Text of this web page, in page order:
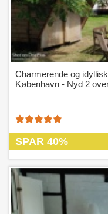
Charmerende og
København - Nyd 2
SPAR 40%